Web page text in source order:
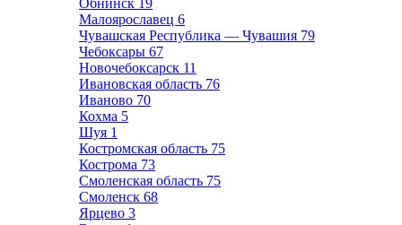
Обнинск 19
Малоярославец 6
Чувашская Республика — Чувашия 79
Чебоксары 67
Новочебоксарск 11
Ивановская область 76
Иваново 70
Кохма 5
Шуя 1
Костромская область 75
Кострома 73
Смоленская область 75
Смоленск 68
Ярцево 3